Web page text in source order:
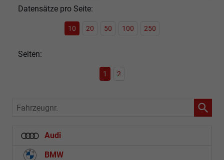
Datensätze pro Seite:
10 20 50 100 250
Seiten:
1 2
Fahrzeugnr.
Audi
BMW